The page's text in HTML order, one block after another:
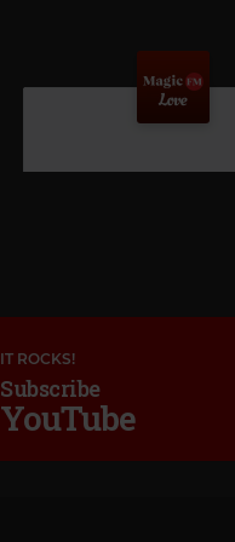
Magic Love
IT ROCKS!
Subscribe
YouTube